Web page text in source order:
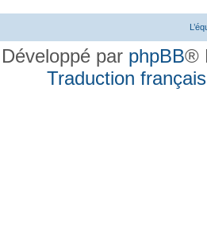
Développé par phpBB®
Traduction